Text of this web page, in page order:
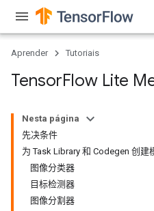
Aprender Tutoriais
TensorFlow Lite
Nesta página
先决条件
为 Task Library 和 Codegen 创建
图像分类器
目标检测器
图像分割器